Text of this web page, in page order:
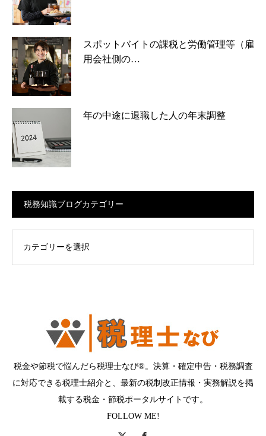
スポットバイトの課税と労働管理等（雇
用会社側の…
年の中途に退職した人の年末調整
税務知識ブログカテゴリー
税金や節税で悩んだら税理士なび®。決算・確定申告・税務調査
に対応できる税理士紹介と、最新の税制改正情報・実務解説を掲
載する税金・節税ポータルサイトです。
FOLLOW ME!